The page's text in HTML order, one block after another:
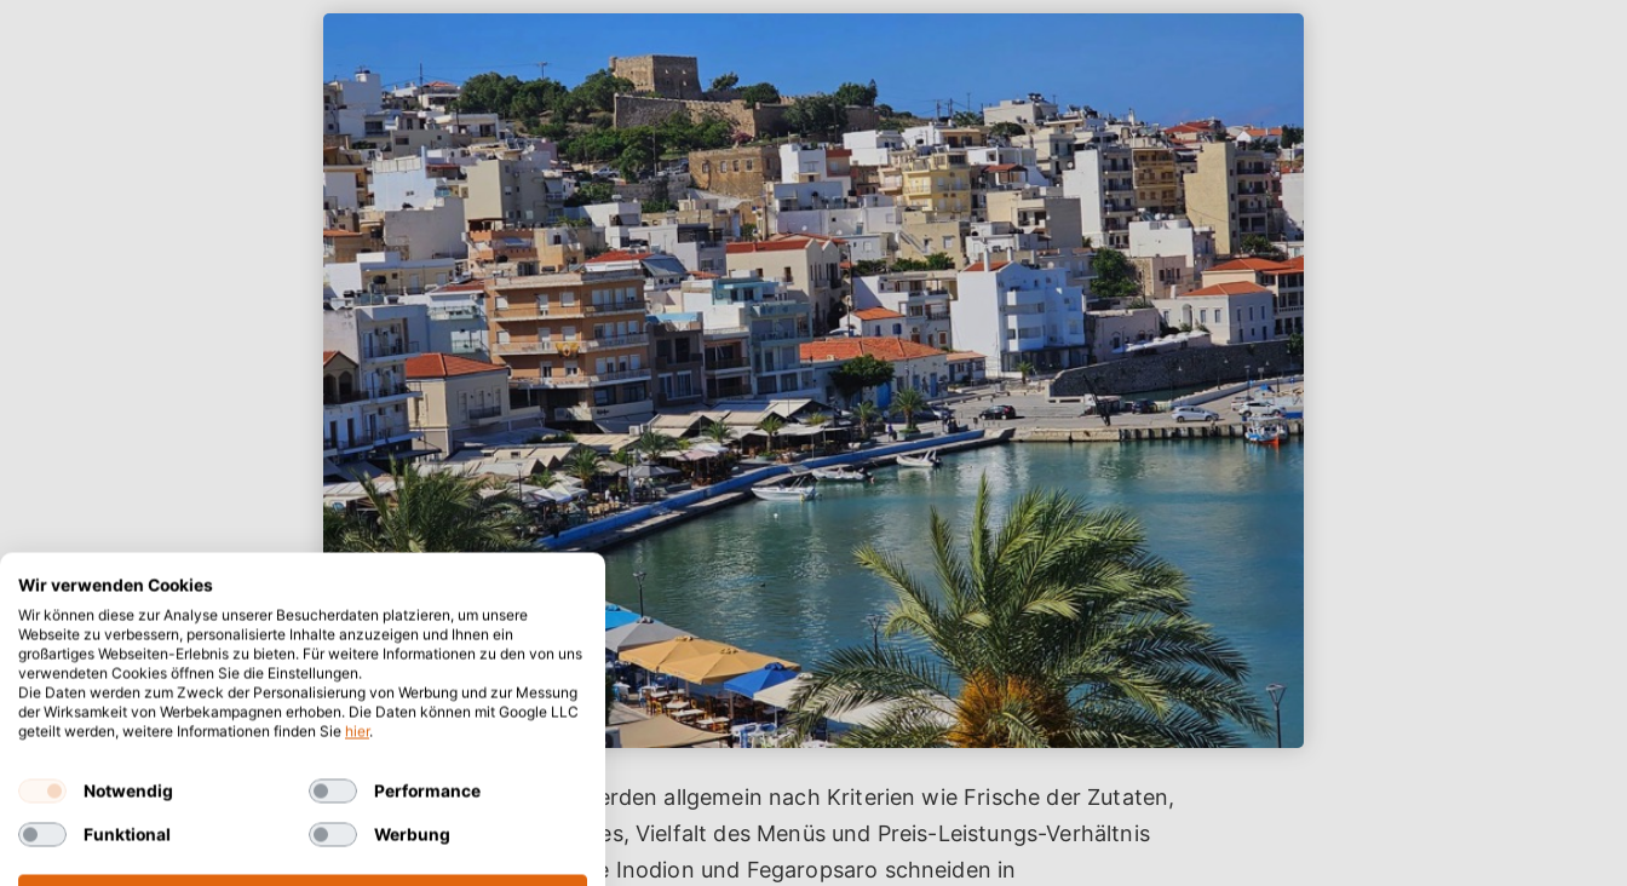
Restaurants in Sitia werden allgemein nach Kriterien wie Frische der Zutaten,
Konsistenz des Services, Vielfalt des Menüs und Preis-Leistungs-Verhältnis
bewertet. Betriebe wie Inodion und Fegaropsaro schneiden in
Wir verwenden Cookies
Wir können diese zur Analyse unserer Besucherdaten platzieren, um unsere
Webseite zu verbessern, personalisierte Inhalte anzuzeigen und Ihnen ein
großartiges Webseiten-Erlebnis zu bieten. Für weitere Informationen zu den von uns
verwendeten Cookies öffnen Sie die Einstellungen.
Die Daten werden zum Zweck der Personalisierung von Werbung und zur Messung
der Wirksamkeit von Werbekampagnen erhoben. Die Daten können mit Google LLC
geteilt werden, weitere Informationen finden Sie hier.
Notwendig Performance
Funktional Werbung